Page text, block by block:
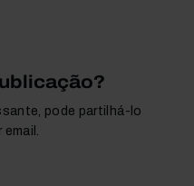
pode partilhá-lo